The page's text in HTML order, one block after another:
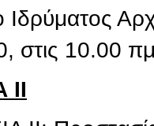
Ιδρύματος
στις 10.00